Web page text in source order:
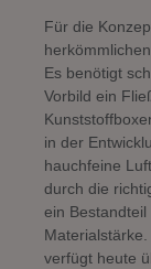
Für die
Es benötigt
Vorbild ein
in der
hauchfeine
durch die
ein
verfügt heute